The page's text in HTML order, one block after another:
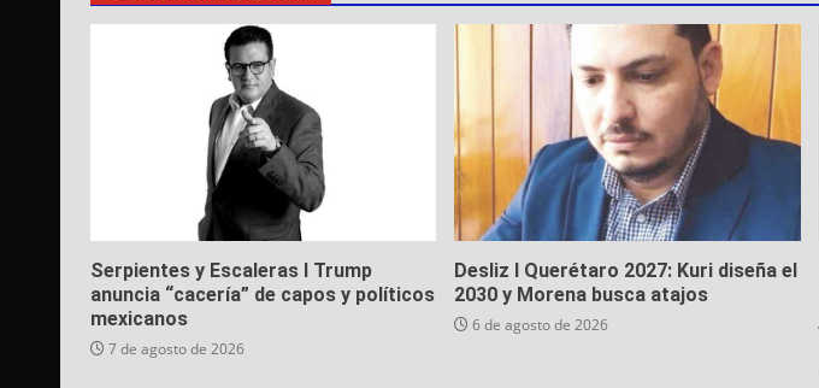
Serpientes y Escaleras I Trump
anuncia “cacería” de capos y políticos
mexicanos
7 de agosto de 2026
Desliz I Querétaro 2027: Kuri diseña el
2030 y Morena busca atajos
6 de agosto de 2026